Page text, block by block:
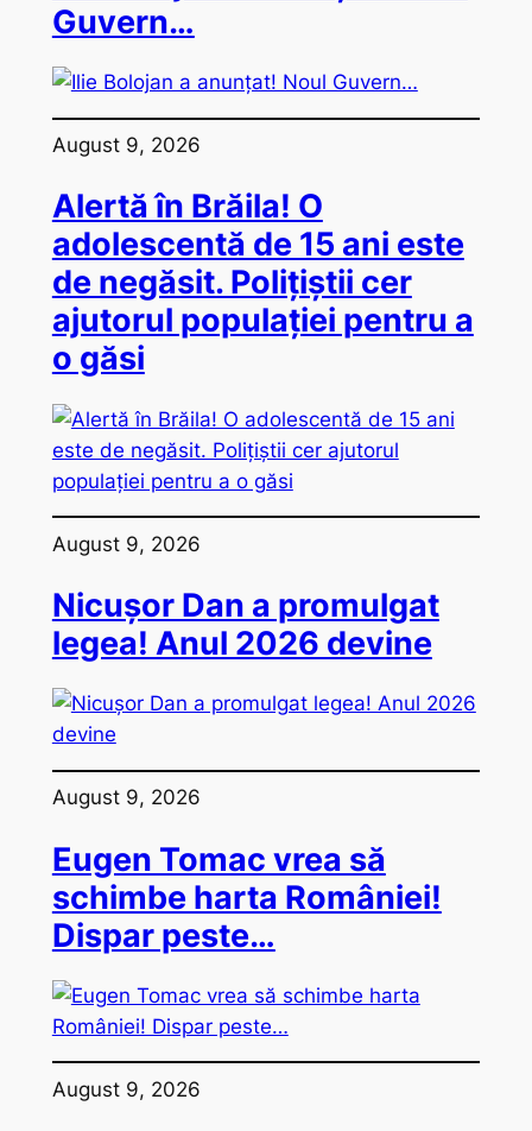
Guvern…
August 9, 2026
Alertă în Brăila! O
adolescentă de 15 ani este
de negăsit. Polițiștii cer
ajutorul populației pentru a
o găsi
August 9, 2026
Nicușor Dan a promulgat
legea! Anul 2026 devine
August 9, 2026
Eugen Tomac vrea să
schimbe harta României!
Dispar peste…
August 9, 2026